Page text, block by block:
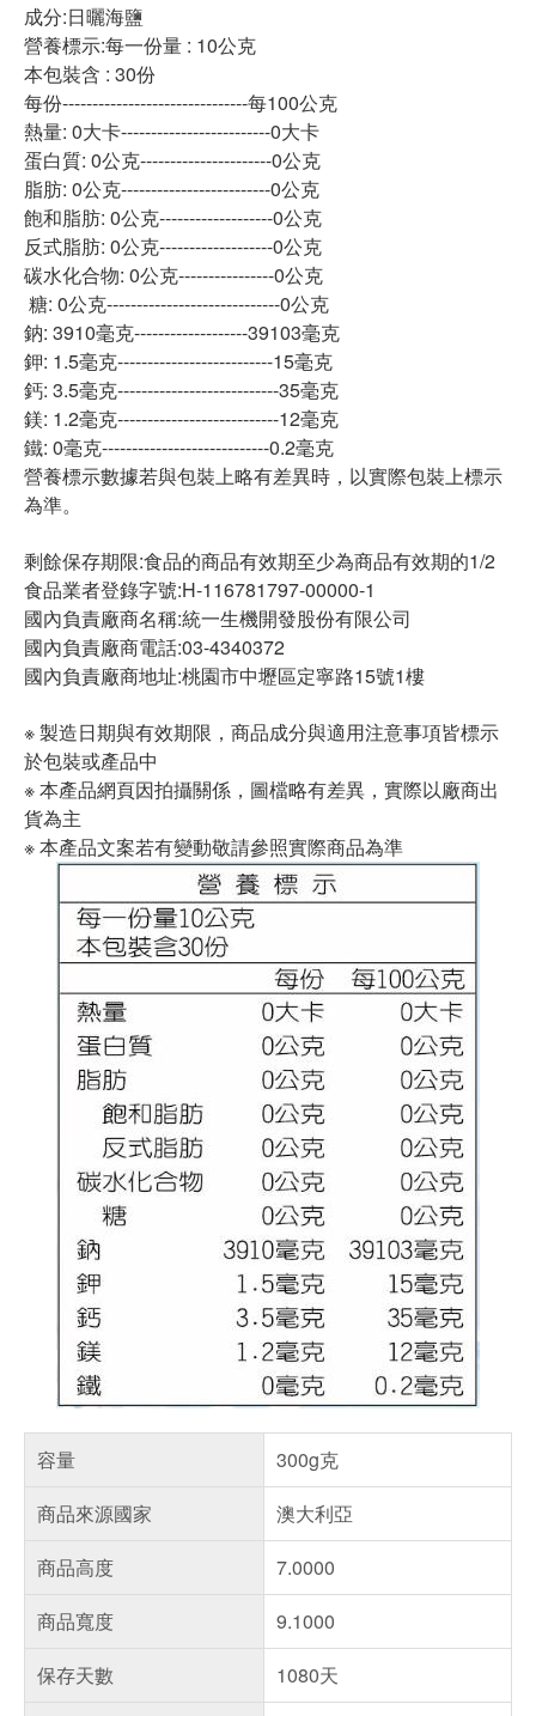
成分:日曬海鹽
營養標示:每一份量 : 10公克
本包裝含 : 30份
每份-------------------------------每100公克
熱量: 0大卡-------------------------0大卡
蛋白質: 0公克----------------------0公克
脂肪: 0公克-------------------------0公克
飽和脂肪: 0公克-------------------0公克
反式脂肪: 0公克-------------------0公克
碳水化合物: 0公克----------------0公克
糖: 0公克-----------------------------0公克
鈉: 3910毫克-------------------39103毫克
鉀: 1.5毫克--------------------------15毫克
鈣: 3.5毫克---------------------------35毫克
鎂: 1.2毫克---------------------------12毫克
鐵: 0毫克----------------------------0.2毫克
營養標示數據若與包裝上略有差異時，以實際包裝上標示
為準。
剩餘保存期限:食品的商品有效期至少為商品有效期的1/2
食品業者登錄字號:H-116781797-00000-1
國內負責廠商名稱:統一生機開發股份有限公司
國內負責廠商電話:03-4340372
國內負責廠商地址:桃園市中壢區定寧路15號1樓
※ 製造日期與有效期限，商品成分與適用注意事項皆標示
於包裝或產品中
※ 本產品網頁因拍攝關係，圖檔略有差異，實際以廠商出
貨為主
※ 本產品文案若有變動敬請參照實際商品為準
容量
300g克
商品來源國家
澳大利亞
商品高度
7.0000
商品寬度
9.1000
保存天數
1080天